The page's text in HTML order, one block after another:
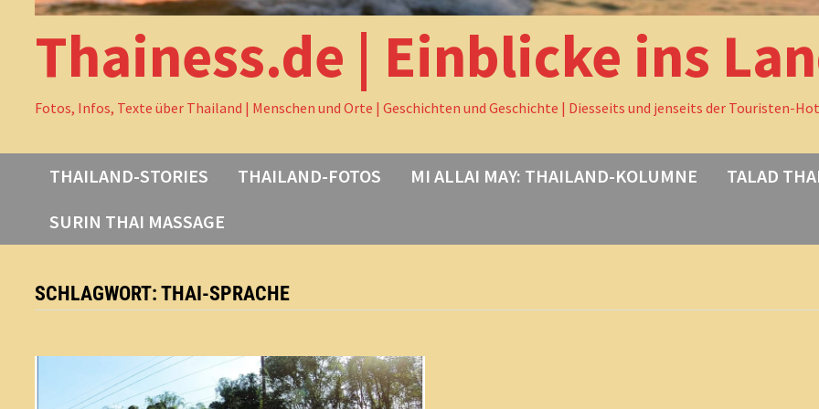
Thainess.de | Einblicke ins
Fotos, Infos, Texte über Thailand | Menschen und Orte | Geschichten und Geschichte | Diesseits und jenseits der Touristen-
THAILAND-STORIES THAILAND-FOTOS MI ALLAI MAY: THAILAND-KOLUMNE
TALAD
SURIN THAI MASSAGE
SCHLAGWORT:THAI-SPRACHE